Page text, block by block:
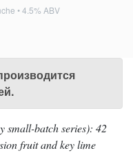
• 4.5% ABV
small-batch series): 42
fruit and key lime